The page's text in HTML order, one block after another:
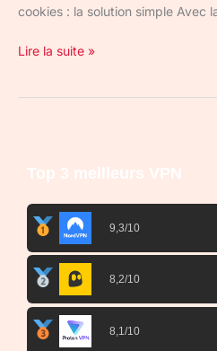
cookies : la solution simple Avec
Lire la suite »
Top 3 meilleurs VPN
9,3/10
8,2/10
8,1/10